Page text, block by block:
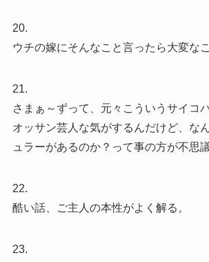
20.
ウチの嫁にそんなこと言ったら大変な
21.
さまぁ～ずって、元々こういうサイコ
オッサン芸人な気がするんだけど、な
ュラーがあるのか？って事の方が不思議
22.
酷い話、ご主人の本性がよく解る。
23.